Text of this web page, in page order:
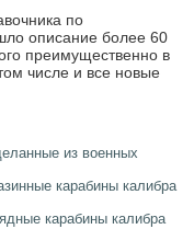
по
описание более 60
преимущественно в
числе и все новые
из военных
карабины калибра
карабины калибра